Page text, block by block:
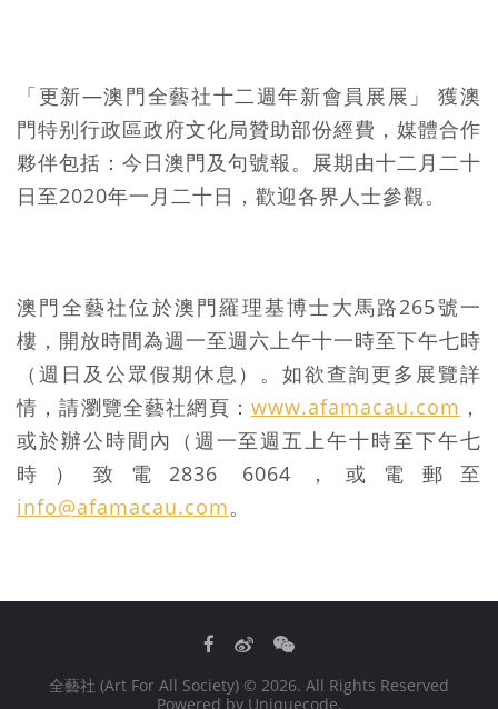
「更新—澳門全藝社十二週年新會員展展」 獲澳
門特别行政區政府文化局贊助部份經費，媒體合作
夥伴包括：今日澳門及句號報。展期由十二月二十
日至2020年一月二十日，歡迎各界人士參觀。
澳門全藝社位於澳門羅理基博士大馬路265號一
樓，開放時間為週一至週六上午十一時至下午七時
（週日及公眾假期休息）。如欲查詢更多展覽詳
情，請瀏覽全藝社網頁： www.afamacau.com ，
或於辦公時間內（週一至週五上午十時至下午七
時）致電2836 6064，或電郵至
info@afamacau.com。
Facebook
WeiboWeChat
全藝社 (Art For All Society) © 2026. All Rights Reserved
Powered by Uniquecode.